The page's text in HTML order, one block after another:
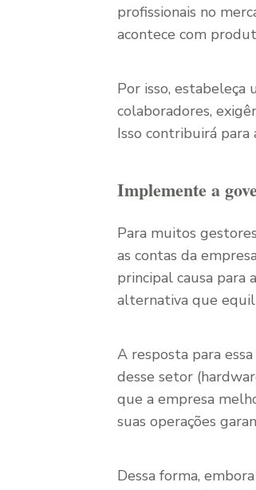
profissionais no
acontece com
Por isso, estabeleça
colaboradores,
Isso contribuirá para
Implemente a
Para muitos
as contas da
principal causa para
alternativa que
A resposta para
desse setor
que a empresa
suas operações
Dessa forma,